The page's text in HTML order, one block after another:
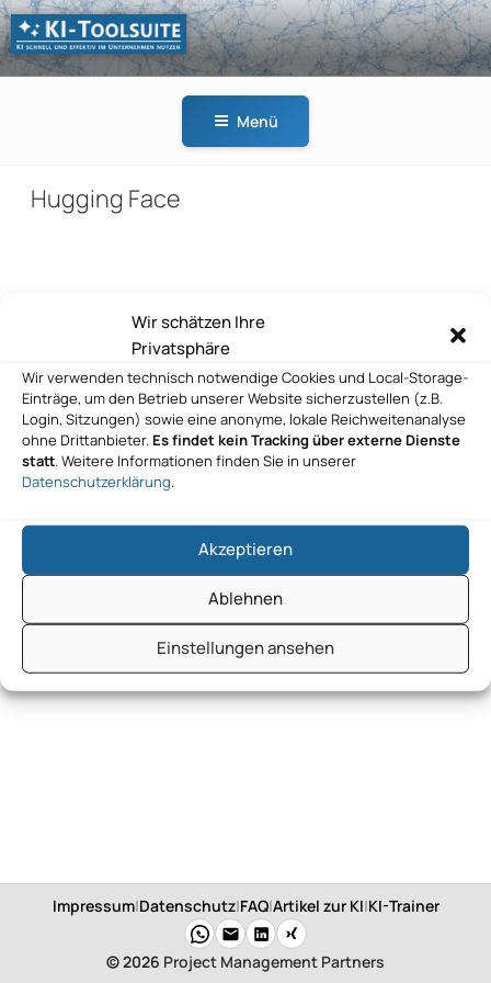
Wir schätzen Ihre
Privatsphäre
Wir verwenden technisch notwendige Cookies und Local-Storage-
Einträge, um den Betrieb unserer Website sicherzustellen (z.B.
Login, Sitzungen) sowie eine anonyme, lokale Reichweitenanalyse
ohne Drittanbieter. Es findet kein Tracking über externe Dienste
statt. Weitere Informationen finden Sie in unserer
Datenschutzerklärung.
Akzeptieren
Ablehnen
Einstellungen ansehen
Zum
Inhalt
springen
KI-
Menü
Hugging Face
Beitragsnavigation
Hugging Face
Nächster
Beitrag
WEITER
Hugging Face
Impressum|Datenschutz|FAQ|Artikel zur KI|KI-Trainer
© 2026 Project Management Partners